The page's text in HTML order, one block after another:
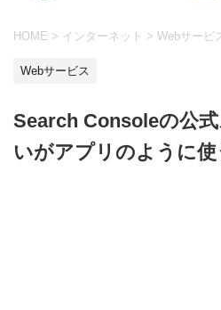
HOME > インターネット > Webサービ
Webサービス
Search Consoleの公
いがアプリのように